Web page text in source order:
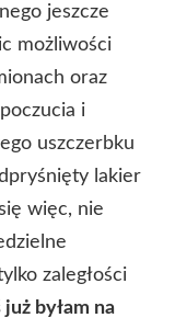
jeszcze
możliwości
oraz
i
uszczerbku
lakier
więc, nie
zaległości
już byłam na